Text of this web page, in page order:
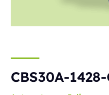
CBS30A-1428-